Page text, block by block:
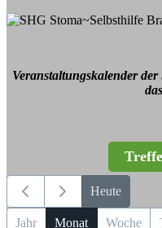
Veranstaltungskalender
Heute
Jahr Monat Woche